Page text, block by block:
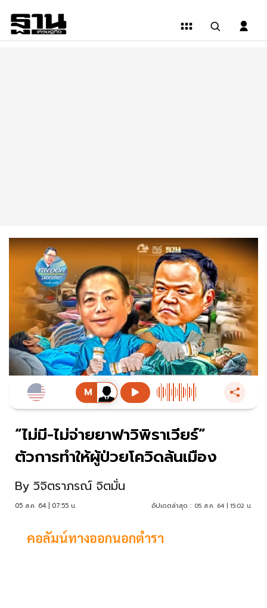
“ไม่มี-ไม่จ่ายยาฟาวิพิราเวียร์”
ตัวการทำให้ผู้ป่วยโควิดล้นเมือง
By วิจิตราภรณ์ จิตมั่น
05 ส.ค. 64 | 07:55 น. อัปเดตล่าสุด : 05 ส.ค. 64 | 15:02 น.
คอลัมน์ทางออกนอกตำรา